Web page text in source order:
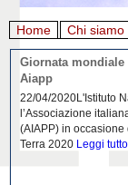
Home Chi siamo
Giornata
Aiapp
22/04/2020L'Istituto
l’Associazione
(AIAPP) in
Terra 2020 Leggi tutto